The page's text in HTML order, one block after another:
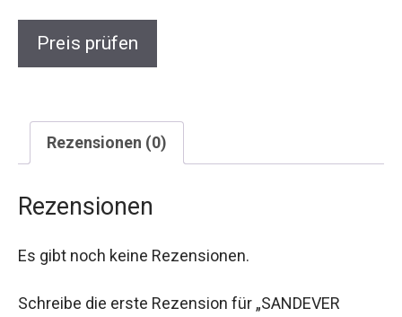
Preis prüfen
Rezensionen (0)
Rezensionen
Es gibt noch keine Rezensionen.
Schreibe die erste Rezension für „SANDEVER